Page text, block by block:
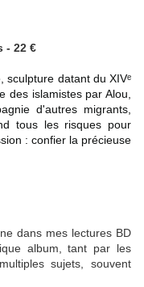
- 22 €
sculpture datant du XIVᵉ
des islamistes par Alou,
d'autres migrants,
tous les risques pour
: confier la précieuse
dans mes lectures BD
album, tant par les
sujets, souvent